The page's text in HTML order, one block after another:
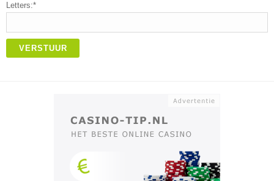
Letters:*
VERSTUUR